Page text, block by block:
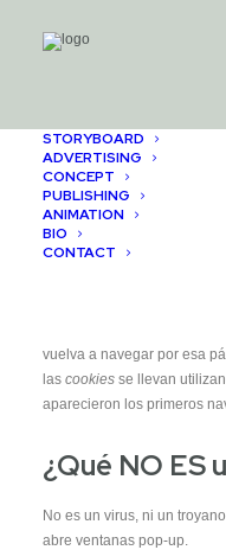
STORYBOARD
ADVERTISING
CONCEPT
PUBLISHING
ANIMATION
BIO
CONTACT
¿Qué es una
vuelva a navegar por esa
las cookies se llevan
aparecieron los primeros
¿Qué NO ES
No es un virus, ni un
abre ventanas pop-up.